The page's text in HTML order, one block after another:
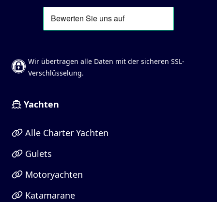
Wir übertragen alle Daten mit der sicheren SSL-
Verschlüsselung.
Yachten
Alle Charter Yachten
Gulets
Motoryachten
Katamarane